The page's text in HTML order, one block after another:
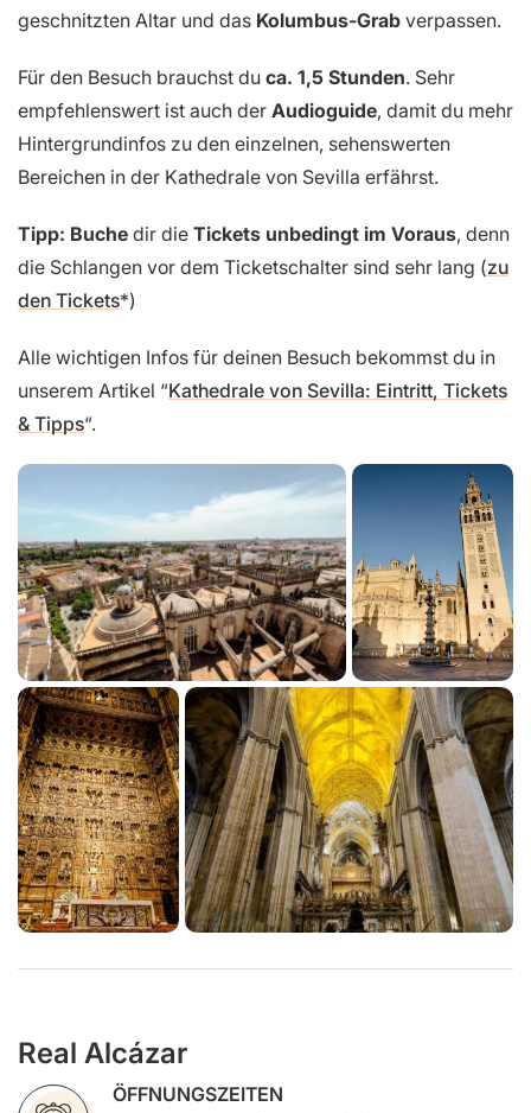
geschnitzten Altar und das Kolumbus-Grab verpassen.
Für den Besuch brauchst du ca. 1,5 Stunden. Sehr
empfehlenswert ist auch der Audioguide, damit du mehr
Hintergrundinfos zu den einzelnen, sehenswerten
Bereichen in der Kathedrale von Sevilla erfährst.
Tipp: Buche dir die Tickets unbedingt im Voraus, denn
die Schlangen vor dem Ticketschalter sind sehr lang (zu
den Tickets )
Alle wichtigen Infos für deinen Besuch bekommst du in
unserem Artikel “Kathedrale von Sevilla: Eintritt, Tickets
& Tipps“.
Real Alcázar
ÖFFNUNGSZEITEN